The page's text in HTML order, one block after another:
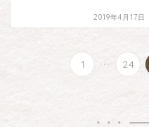
2019年4月17日
1 ... 24